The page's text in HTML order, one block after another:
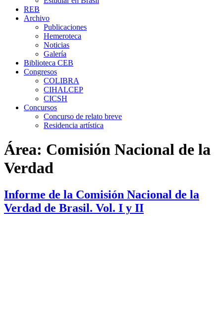
REB
Archivo
Publicaciones
Hemeroteca
Noticias
Galería
Biblioteca CEB
Congresos
COLIBRA
CIHALCEP
CICSH
Concursos
Concurso de relato breve
Residencia artística
Área: Comisión Nacional de la
Verdad
Informe de la Comisión Nacional de la
Verdad de Brasil. Vol. I y II